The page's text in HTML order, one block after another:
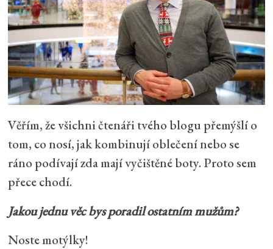
Věřím, že všichni čtenáři tvého blogu přemýšlí o
tom, co nosí, jak kombinují oblečení nebo se
ráno podívají zda mají vyčištěné boty. Proto sem
přece chodí.
Jakou jednu věc bys poradil ostatním mužům?
Noste motýlky!